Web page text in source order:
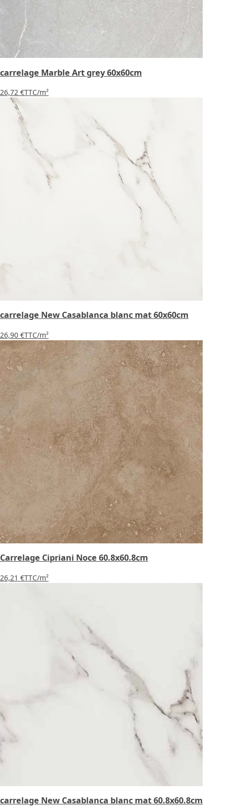
carrelage Marble Art grey 60x60cm
26,72 €TTC/m²
carrelage New Casablanca blanc mat 60x60cm
26,90 €TTC/m²
Carrelage Cipriani Noce 60.8x60.8cm
26,21 €TTC/m²
carrelage New Casablanca blanc mat 60.8x60.8cm